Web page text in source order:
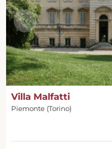
‹
Villa Malfatti
Piemonte (Torino)